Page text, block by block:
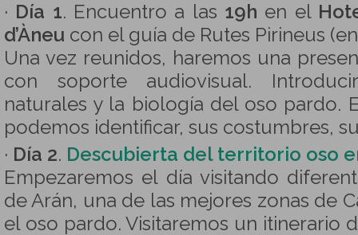
· Día 1. Encuentro a las 19h en el
d’Àneu con el guía de Rutes Pirineus
Una vez reunidos, haremos una
con soporte audiovisual.
naturales y la biología del oso pardo.
podemos identificar, sus costumbres,
· Día 2. Descubierta del territorio oso
Empezaremos el día visitando
de Arán, una de las mejores zonas de
el oso pardo. Visitaremos un itinerario